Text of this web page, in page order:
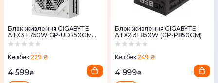
Блок живлення GIGABYTE
ATX3.1 750W GP-UD750GM
PG5 ICE
Кешбек 229 ₴
4 599₴
Блок живлення GIGABYTE
ATX2.31 850W (GP-P850GM)
Кешбек 249 ₴
4 999₴